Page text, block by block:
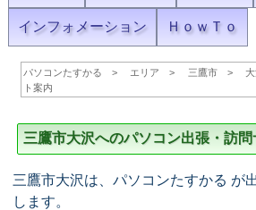
インフォメーション ＨｏｗＴｏ
パソコンたすかる エリア 三鷹市
ト案内
三鷹市大沢へのパソコン出張・訪問
三鷹市大沢は、パソコンたすかる が
します。